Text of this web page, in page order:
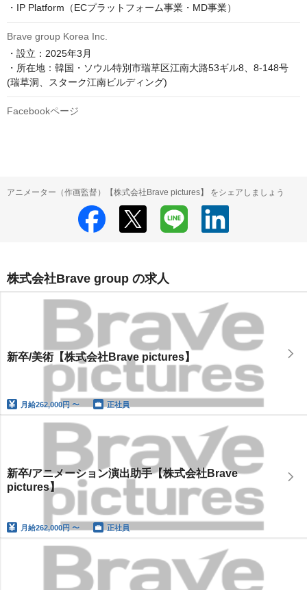
・IP Platform（ECプラットフォーム事業・MD事業）
Brave group Korea Inc.
・設立：2025年3月
・所在地：韓国・ソウル特別市瑞草区江南大路53ギル8、8-148号
(瑞草洞、スターク江南ビルディング)
Facebookページ
アニメーター（作画監督）【株式会社Brave pictures】 をシェアしましょう
株式会社Brave group の求人
新卒/美術【株式会社Brave pictures】
月給262,000円 〜 正社員
新卒/アニメーション演出助手【株式会社Brave
pictures】
月給262,000円 〜 正社員